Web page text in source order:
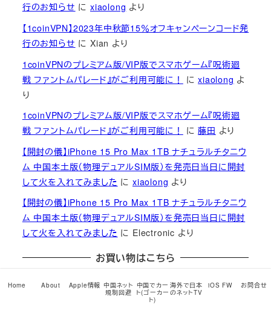
行のお知らせ にxiaolong より
【1coinVPN】2023年中秋節15％オフキャンペーンコード発
行のお知らせ にXian より
1coinVPNのプレミアム版/VIP版でスマホゲーム『呪術廻
戦 ファントムパレード』がご利用可能に！
にxiaolong よ
り
1coinVPNのプレミアム版/VIP版でスマホゲーム『呪術廻
戦 ファントムパレード』がご利用可能に！
に藤田 より
【開封の儀】iPhone 15 Pro Max 1TB ナチュラルチタニウ
ム 中国本土版（物理デュアルSIM版）を発売日当日に開封
して火を入れてみました にxiaolong より
【開封の儀】iPhone 15 Pro Max 1TB ナチュラルチタニウ
ム 中国本土版（物理デュアルSIM版）を発売日当日に開封
して火を入れてみました に Electronic より
お買い物はこちら
Home About Apple情報 中国ネット
規制回避
中国でカー
ト(ゴーカー
ト)
海外で日本
のネットTV
iOS FW お問合せ